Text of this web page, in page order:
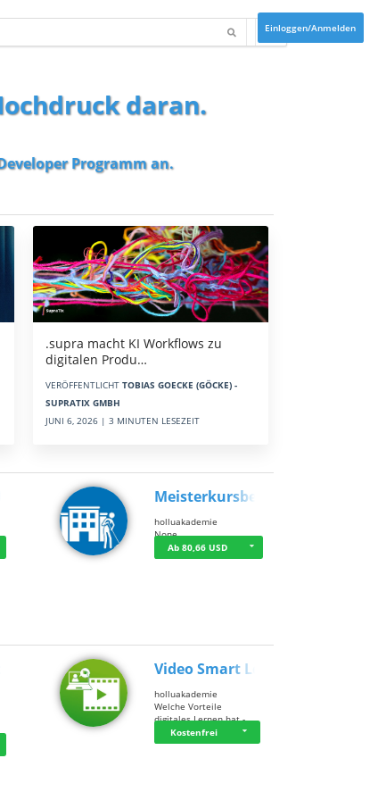
Einloggen/Anmelden
daran.
Programman.
.supra macht KI Workflows zu
digitalen Produ…
VERÖFFENTLICHT TOBIAS GOECKE (GÖCKE) -
SUPRATIX GMBH
JUNI 6, 2026 | 3 MINUTEN LESEZEIT
Meisterkursbegl…
holluakademie
None
Ab 80,66 USD
Video Smart Lea…
holluakademie
Welche Vorteile
digitales Lernen hat - …
Kostenfrei